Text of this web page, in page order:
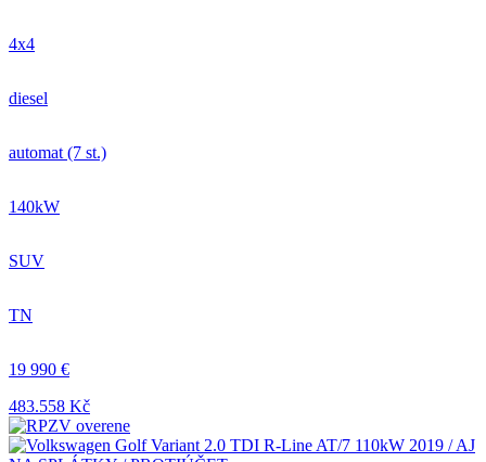
4x4
diesel
automat (7 st.)
140kW
SUV
TN
19 990 €
483.558 Kč